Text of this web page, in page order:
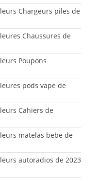
Chargeurs piles de
Chaussures de
Poupons
pods vape de
Cahiers de
matelas bebe de
autoradios de 2023